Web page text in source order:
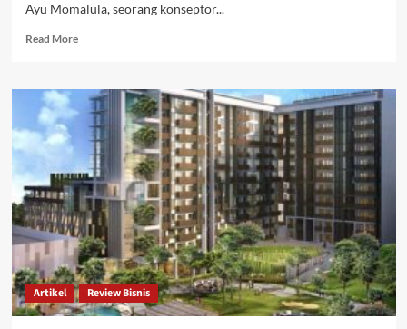
Ayu Momalula, seorang konseptor...
Read MoreRead
Kisah
Inspiratif
Ayu
Momalula
Founder
Ukhti
Sally
Owner
Hijab
Sally
Heart
Artikel Review Bisnis